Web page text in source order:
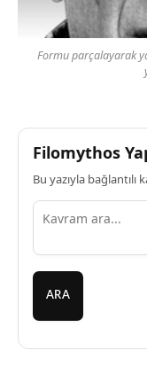
Formu parçalayarak
Filomythos
Bu yazıyla
ARA